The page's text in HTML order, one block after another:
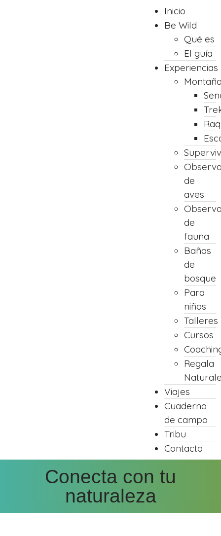
Inicio
Be Wild
Qué es
El guía
Experiencias
de
aves
de
fauna
Baños
de
bosque
Para
niños
Talleres
Cursos
Regala
Viajes
Cuaderno
de campo
Tribu
Contacto
Conecta con tu
naturaleza